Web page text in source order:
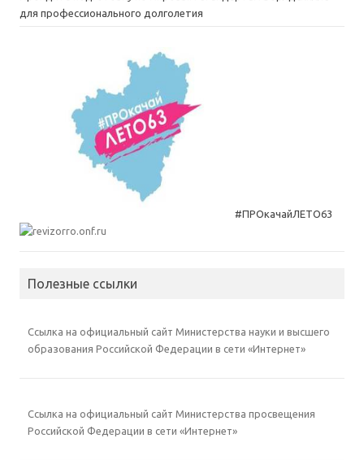
для профессионального долголетия
#ПРОкачайЛЕТО63
Полезные ссылки
Ссылка на официальный сайт Министерства науки и высшего
образования Российской Федерации в сети «Интернет»
Ссылка на официальный сайт Министерства просвещения
Российской Федерации в сети «Интернет»